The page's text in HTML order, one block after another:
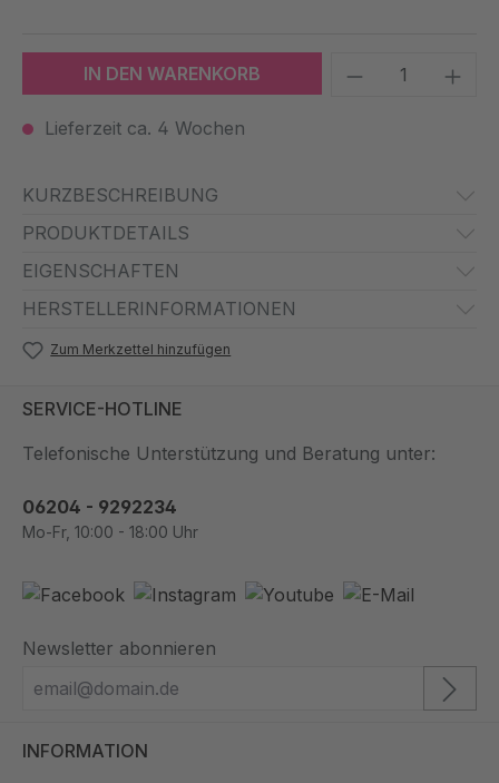
IN DEN WARENKORB Produkt
Lieferzeit ca. 4 Wochen
KURZBESCHREIBUNG
PRODUKTDETAILS
EIGENSCHAFTEN
HERSTELLERINFORMATIONEN
Zum Merkzettel hinzufügen
SERVICE-HOTLINE
Telefonische Unterstützung und Beratung unter:
06204 - 9292234
Mo-Fr, 10:00 - 18:00 Uhr
Newsletter abonnieren
INFORMATION